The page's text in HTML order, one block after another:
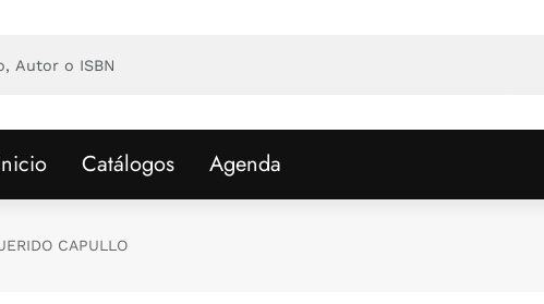
Catálogos Agenda
CAPULLO